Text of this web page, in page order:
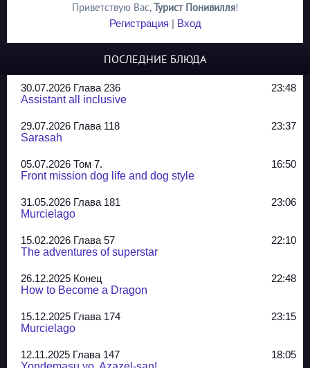
Приветствую Вас,Турист Понивилля!
Регистрация | Вход
ПОСЛЕДНИЕ БЛЮДА
30.07.2026 Глава 236
23:48
Assistant all inclusive
29.07.2026 Глава 118
23:37
Sarasah
05.07.2026 Том 7.
16:50
Front mission dog life and dog style
31.05.2026 Глава 181
23:06
Murcielago
15.02.2026 Глава 57
22:10
The adventures of superstar
26.12.2025 Конец
22:48
How to Become a Dragon
15.12.2025 Глава 174
23:15
Murcielago
12.11.2025 Глава 147
18:05